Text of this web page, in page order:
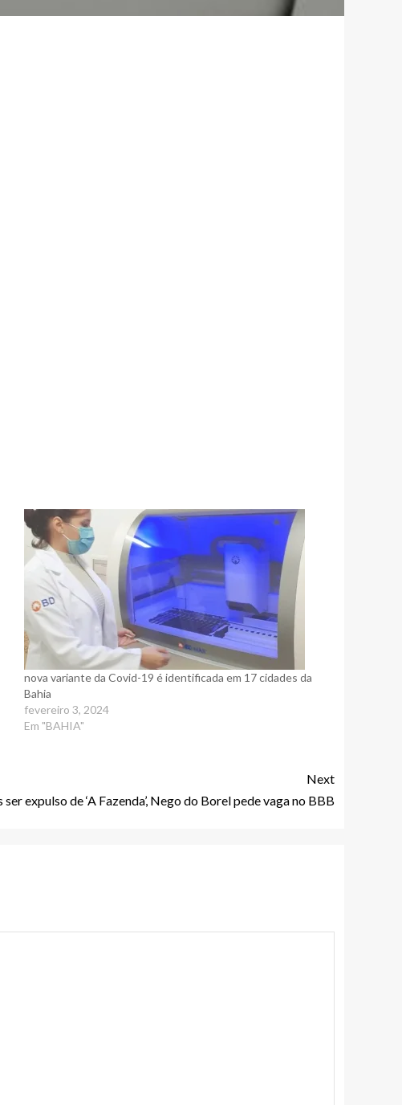
nova variante da Covid-19 é identificada em 17 cidades da
Bahia
fevereiro 3, 2024
Em "BAHIA"
Next
ser expulso de ‘A Fazenda’, Nego do Borel pede vaga no BBB